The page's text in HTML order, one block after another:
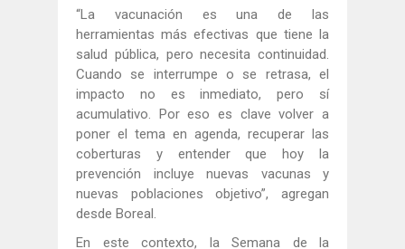
“La vacunación es una de las
herramientas más efectivas que tiene la
salud pública, pero necesita continuidad.
Cuando se interrumpe o se retrasa, el
impacto no es inmediato, pero sí
acumulativo. Por eso es clave volver a
poner el tema en agenda, recuperar las
coberturas y entender que hoy la
prevención incluye nuevas vacunas y
nuevas poblaciones objetivo”, agregan
desde Boreal.
En este contexto, la Semana de la